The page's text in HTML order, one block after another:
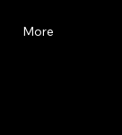
More